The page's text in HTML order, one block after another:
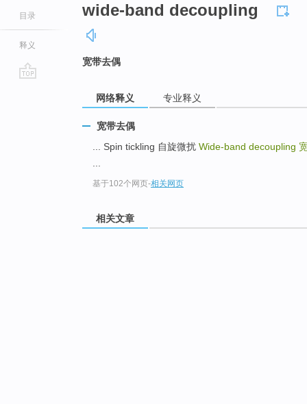
目录
释义
wide-band decoupling
宽带去偶
网络释义 专业释义
宽带去偶
... Spin tickling 自旋微扰 Wide-band decoupling
基于102个网页-相关网页
相关文章